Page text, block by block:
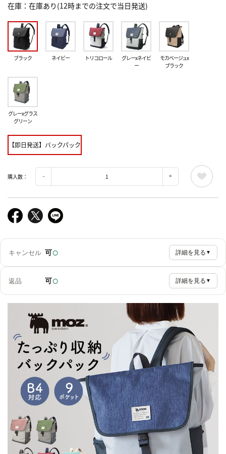
在庫 在庫あり(12時までの注文で当日発送)
ブラック ネイビー トリコロール
グレーxネイビ
ー
モカベージュx
ブラック
グレーxグラス
グリーン
【即日発送】バックパック
購入数：
キャンセル 可○ 詳細を見る ▼
返品 可○ 詳細を見る ▼